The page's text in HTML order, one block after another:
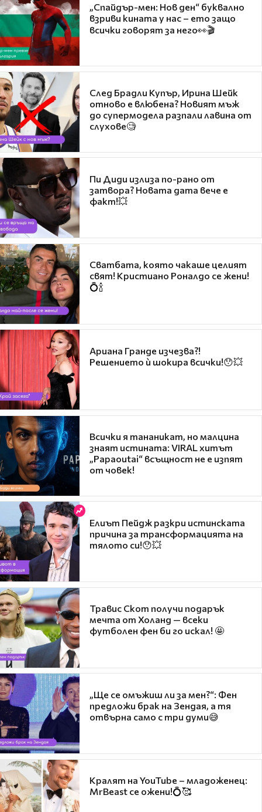
„Спайдър-мен: Нов ден“ буквално
взриви кината у нас – ето защо
всички говорят за него👀🎬
След Брадли Купър, Ирина Шейк
отново е влюбена? Новият мъж
до супермодела разпали лавина от
слухове🧐
Пи Диди излиза по-рано от
затвора? Новата дата вече е
факт!💥
Сватбата, която чакаше целият
свят! Кристиано Роналдо се жени!
💍🍾
Ариана Гранде изчезва?!
Решението ѝ шокира всички!😯💥
Всички я тананикат, но малцина
знаят истината: VIRAL хитът
„Papaoutai“ всъщност не е изпят
от човек!
Елиът Пейдж разкри истинската
причина за трансформацията на
тялото си!😯💥
Травис Скот получи подарък
мечта от Холанд — всеки
футболен фен би го искал! 🤩
„Ще се омъжиш ли за мен?“: Фен
предложи брак на Зендая, а тя
отвърна само с три думи😅
Кралят на YouTube – младоженец:
MrBeast се ожени!💍🥰